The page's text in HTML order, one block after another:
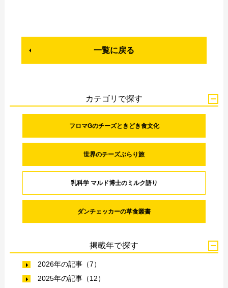
一覧に戻る
カテゴリで探す
フロマGのチーズときどき食文化
世界のチーズぶらり旅
乳科学 マルド博士のミルク語り
ダンチェッカーの草食叢書
掲載年で探す
2026年の記事（7）
2025年の記事（12）